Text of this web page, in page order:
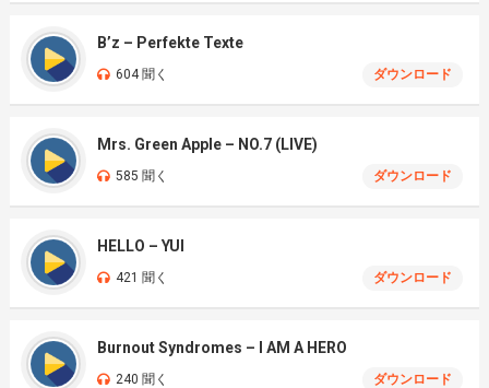
B’z – Perfekte Texte
604 聞く ダウンロード
Mrs. Green Apple – NO.7 (LIVE)
585 聞く ダウンロード
HELLO – YUI
421 聞く ダウンロード
Burnout Syndromes – I AM A HERO
240 聞く ダウンロード